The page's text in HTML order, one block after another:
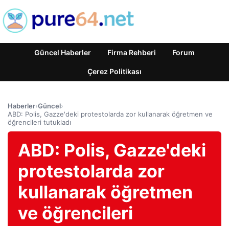
Güncel Haberler Firma Rehberi Forum
Çerez Politikası
Haberler›Güncel›
ABD: Polis, Gazze'deki protestolarda zor kullanarak öğretmen ve
öğrencileri tutukladı
ABD: Polis, Gazze'deki
protestolarda zor
kullanarak öğretmen
ve öğrencileri